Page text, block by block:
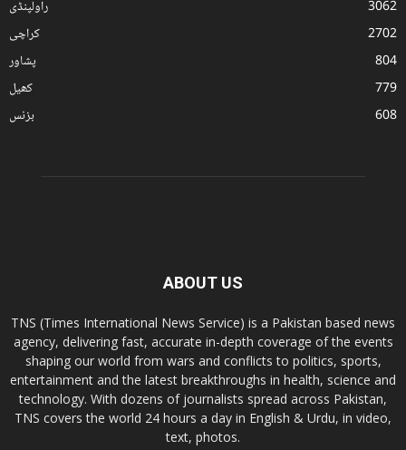
راولپنڈی
3062
کراچی
2702
پشاور
804
کھیل
779
بزنس
608
ABOUT US
TNS (Times International News Service) is a Pakistan based news
agency, delivering fast, accurate in-depth coverage of the events
shaping our world from wars and conflicts to politics, sports,
entertainment and the latest breakthroughs in health, science and
technology. With dozens of journalists spread across Pakistan,
TNS covers the world 24 hours a day in English & Urdu, in video,
text, photos.